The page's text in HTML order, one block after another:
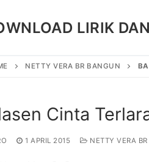
LIRIK
NETTY VERA BR BANGUN
Cinta
1 APRIL 2015 NETTY VERA